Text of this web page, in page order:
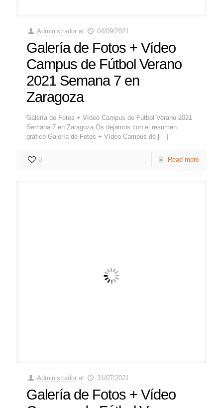
Administrador at 04/09/2021
Galería de Fotos + Vídeo
Campus de Fútbol Verano
2021 Semana 7 en
Zaragoza
Galería de Fotos + Vídeo Campus de Fútbol Verano 2021
Semana 7 en Zaragoza Os dejamos con el resumen
gráfico Galería de Fotos + Vídeo Campus de […]
0 Read more
Administrador at 31/07/2021
Galería de Fotos + Vídeo